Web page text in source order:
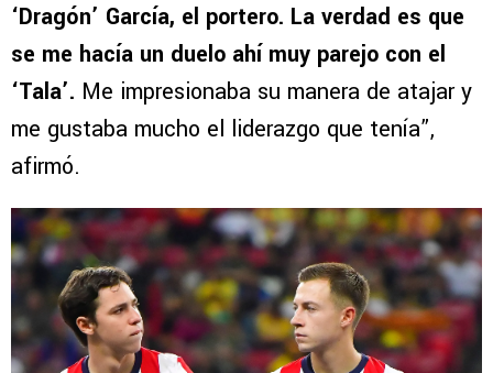
‘Dragón’ García, el portero. La verdad es que
se me hacía un duelo ahí muy parejo con el
‘Tala’. Me impresionaba su manera de atajar y
me gustaba mucho el liderazgo que tenía”,
afirmó.